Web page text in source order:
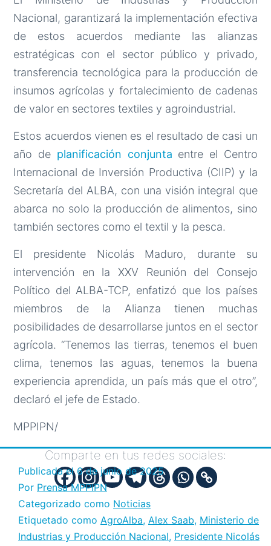
Nacional, garantizará la implementación efectiva
de estos acuerdos mediante las alianzas
estratégicas con el sector público y privado,
transferencia tecnológica para la producción de
insumos agrícolas y fortalecimiento de cadenas
de valor en sectores textiles y agroindustrial.
Estos acuerdos vienen es el resultado de casi un
año de planificación conjunta entre el Centro
Internacional de Inversión Productiva (CIIP) y la
Secretaría del ALBA, con una visión integral que
abarca no solo la producción de alimentos, sino
también sectores como el textil y la pesca.
El presidente Nicolás Maduro, durante su
intervención en la XXV Reunión del Consejo
Político del ALBA-TCP, enfatizó que los países
miembros de la Alianza tienen muchas
posibilidades de desarrollarse juntos en el sector
agrícola. “Tenemos las tierras, tenemos el buen
clima, tenemos las aguas, tenemos la buena
experiencia aprendida, un país más que el otro”,
declaró el jefe de Estado.
MPPIPN/
Comparte en tus redes sociales:
Publicada el6 de junio de 2025
Por Prensa MPPIPN
Categorizado como Noticias
Etiquetado como AgroAlba, Alex Saab, Ministerio de
Industrias y Producción Nacional, Presidente Nicolás